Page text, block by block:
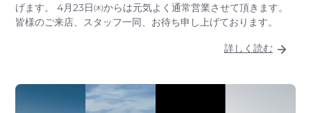
げます。 4月23日㈭からは元気よく通常営業させて頂きます。
皆様のご来店、スタッフ一同、お待ち申し上げております。
詳しく読む